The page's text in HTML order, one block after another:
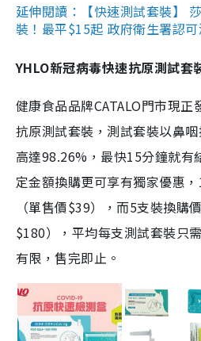
延伸閱讀：【快速測試套裝】
裝！最平$15起 政府衛生署認
YHLO新冠病毒快速抗原測試套
健康食品品牌CATALO門市現
抗原測試套裝，測試套裝以鼻
高達98.26%，最快15分鐘就有
定金額換購更可享有獨家優惠
（單售價$39），而5支裝換購
$180），平均每支測試套裝只
有限，售完即止。